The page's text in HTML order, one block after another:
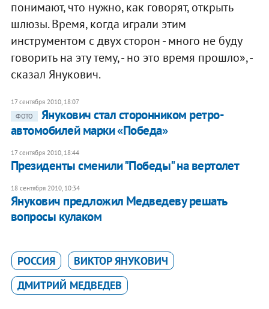
понимают, что нужно, как говорят, открыть
шлюзы. Время, когда играли этим
инструментом с двух сторон - много не буду
говорить на эту тему, - но это время прошло», -
сказал Янукович.
17 сентября 2010, 18:07
ФОТО
Янукович стал сторонником ретро-
автомобилей марки «Победа»
17 сентября 2010, 18:44
Президенты сменили "Победы" на вертолет
18 сентября 2010, 10:34
Янукович предложил Медведеву решать
вопросы кулаком
РОССИЯ
ВИКТОР ЯНУКОВИЧ
ДМИТРИЙ МЕДВЕДЕВ